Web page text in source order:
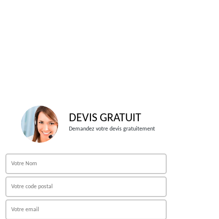
DEVIS GRATUIT
Demandez votre devis gratuitement